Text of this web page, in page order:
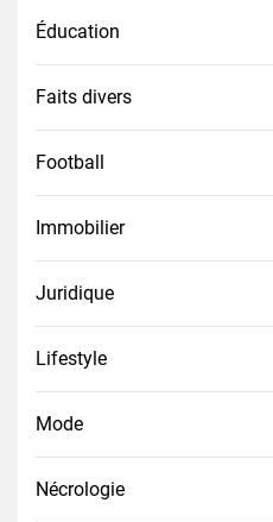
Éducation
Faits divers
Football
Immobilier
Juridique
Lifestyle
Mode
Nécrologie